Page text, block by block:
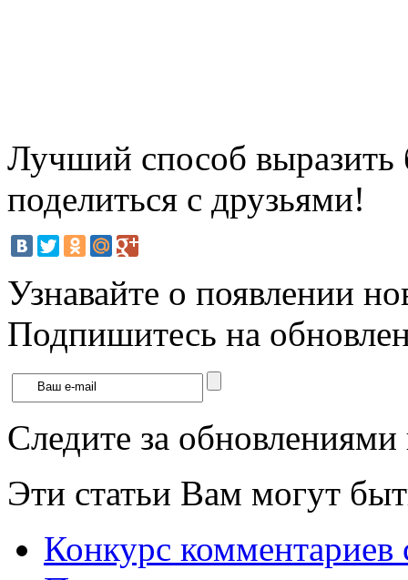
Лучший способ выразить
поделиться с друзьями!
Узнавайте о появлении
Подпишитесь на
Следите за
Эти статьи Вам могут
Конкурс